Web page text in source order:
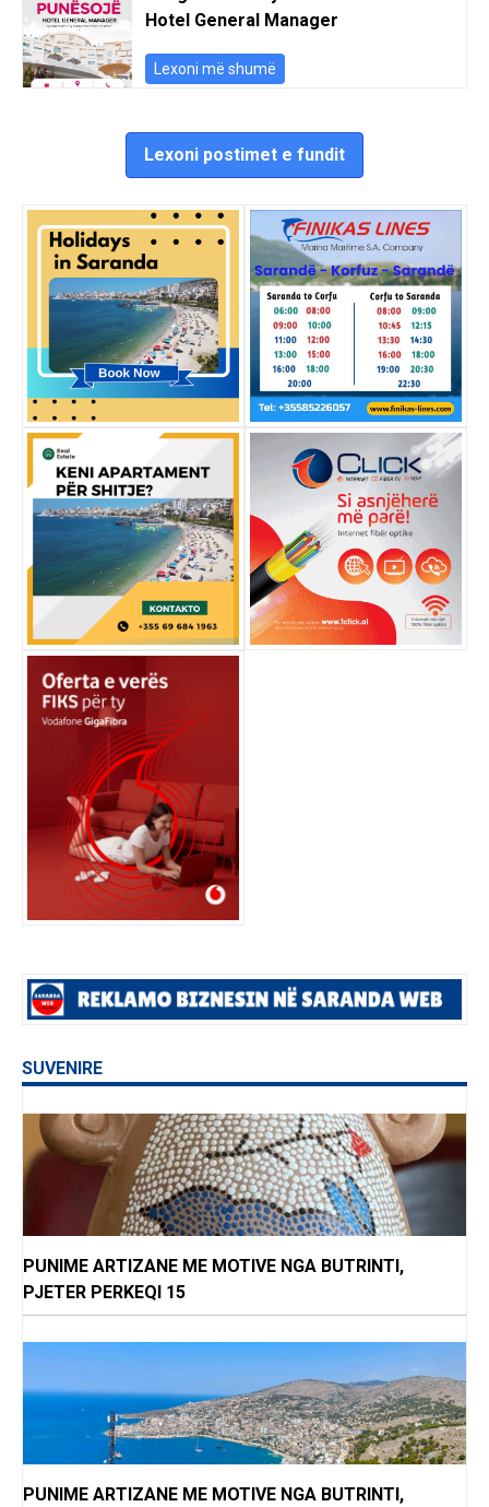
Hotel General Manager
Lexoni më shumë
Lexoni postimet e fundit
SUVENIRE
PUNIME ARTIZANE ME MOTIVE NGA BUTRINTI,
PJETER PERKEQI 15
PUNIME ARTIZANE ME MOTIVE NGA BUTRINTI,